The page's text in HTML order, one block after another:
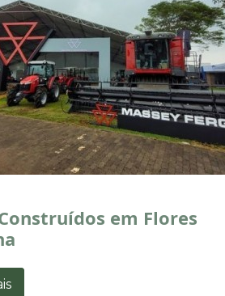
em Flores